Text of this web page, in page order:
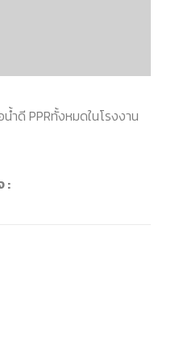
ำดี PPRทั้งหมดในโรงงาน
: